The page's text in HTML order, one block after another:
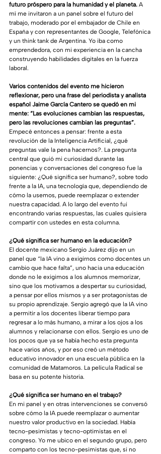
futuro próspero para la humanidad y el planeta. A
mí me invitaron a un panel sobre el futuro del
trabajo, moderado por el embajador de Chile en
España y con representantes de Google, Telefónica
y un think tank de Argentina. Yo iba como
emprendedora, con mi experiencia en la cancha
construyendo habilidades digitales en la fuerza
laboral.
Varios contenidos del evento me hicieron
reflexionar, pero una frase del periodista y analista
español Jaime García Cantero se quedó en mi
mente: “Las evoluciones cambian las respuestas,
pero las revoluciones cambian las preguntas”.
Empecé entonces a pensar: frente a esta
revolución de la Inteligencia Artificial, ¿qué
preguntas vale la pena hacernos?. La pregunta
central que guió mi curiosidad durante las
ponencias y conversaciones del congreso fue la
siguiente: ¿Qué significa ser humano?, sobre todo
frente a la IA, una tecnología que, dependiendo de
cómo la usemos, puede reemplazar o extender
nuestra capacidad. A lo largo del evento fui
encontrando varias respuestas, las cuales quisiera
compartir con ustedes en esta columna.
¿Qué significa ser humano en la educación?
El docente mexicano Sergio Juárez dijo en un
panel que “la IA vino a exigirnos como docentes un
cambio que hace falta”, uno hacia una educación
donde no le exigimos a los alumnos memorizar,
sino que los motivamos a despertar su curiosidad,
a pensar por ellos mismos y a ser protagonistas de
su propio aprendizaje. Sergio agregó que la IA vino
a permitir a los docentes liberar tiempo para
regresar a lo más humano, a mirar a los ojos a los
alumnos y relacionarse con ellos. Sergio es uno de
los pocos que ya se había hecho esta pregunta
hace varios años, y por eso creó un método
educativo innovador en una escuela pública en la
comunidad de Matamoros. La película Radical se
basa en su potente historia.
¿Qué significa ser humano en el trabajo?
En mi panel y en otras intervenciones se conversó
sobre cómo la IA puede reemplazar o aumentar
nuestro valor productivo en la sociedad. Había
tecno-pesimistas y tecno-optimistas en el
congreso. Yo me ubico en el segundo grupo, pero
comparto con los tecno-pesimistas que, si no